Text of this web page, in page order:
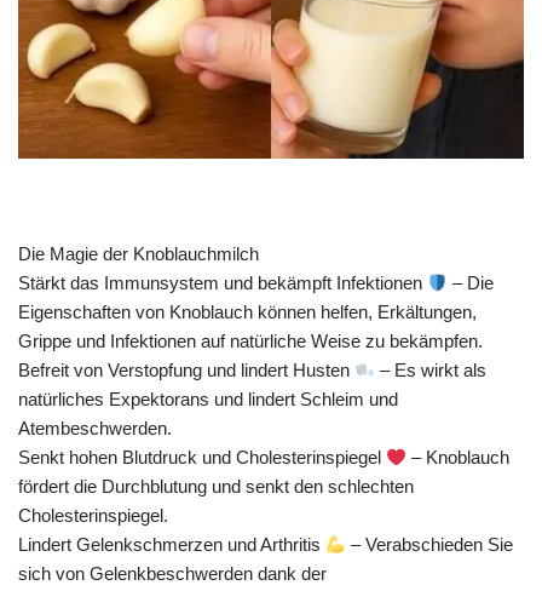
Die Magie der Knoblauchmilch
Stärkt das Immunsystem und bekämpft Infektionen
– Die
Eigenschaften von Knoblauch können helfen, Erkältungen,
Grippe und Infektionen auf natürliche Weise zu bekämpfen.
Befreit von Verstopfung und lindert Husten
– Es wirkt als
natürliches Expektorans und lindert Schleim und
Atembeschwerden.
Senkt hohen Blutdruck und Cholesterinspiegel
– Knoblauch
fördert die Durchblutung und senkt den schlechten
Cholesterinspiegel.
Lindert Gelenkschmerzen und Arthritis
– Verabschieden Sie
sich von Gelenkbeschwerden dank der